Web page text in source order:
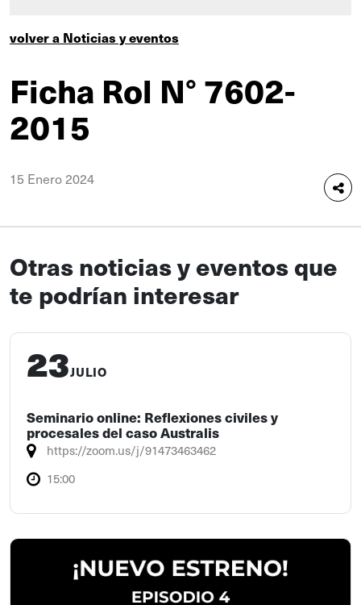
volver a Noticias y eventos
Ficha Rol N° 7602-
2015
15 Enero 2024
Otras noticias y eventos que
te podrían interesar
23JULIO
Seminario online: Reflexiones civiles y
procesales del caso Australis
https://zoom.us/j/91473463462
15:00